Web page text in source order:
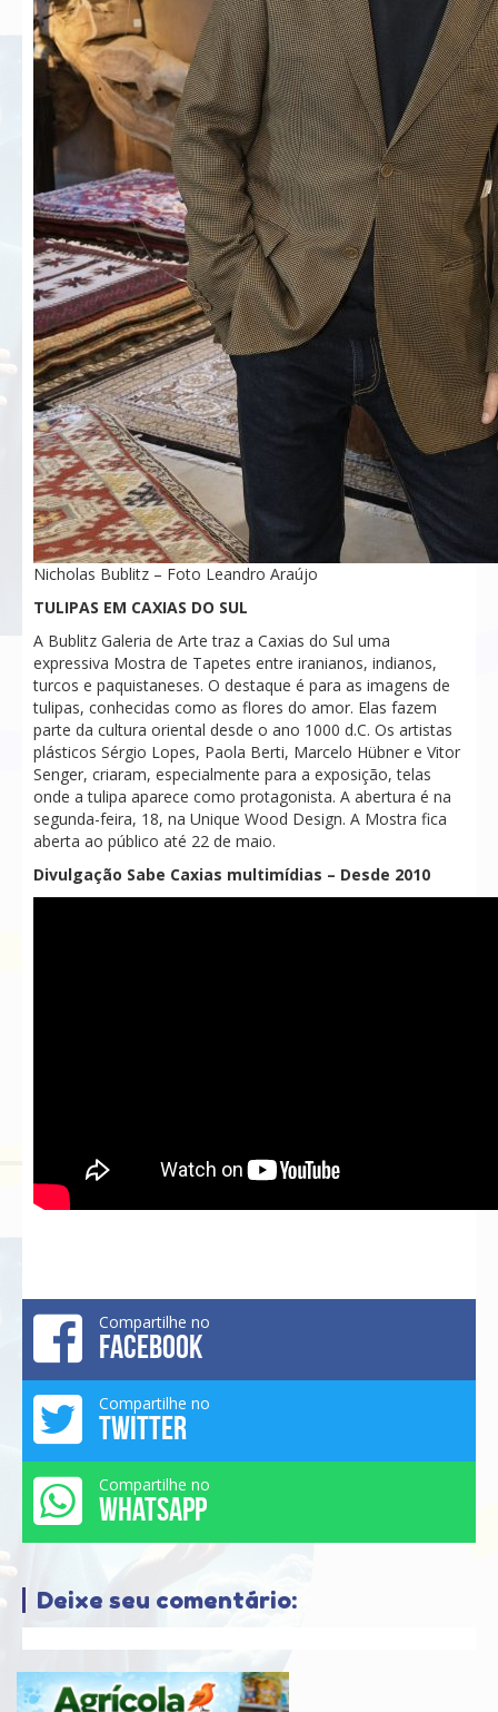
Nicholas Bublitz – Foto Leandro Araújo
TULIPAS EM CAXIAS DO SUL
A Bublitz Galeria de Arte traz a Caxias do Sul uma
expressiva Mostra de Tapetes entre iranianos, indianos,
turcos e paquistaneses. O destaque é para as imagens de
tulipas, conhecidas como as flores do amor. Elas fazem
parte da cultura oriental desde o ano 1000 d.C. Os artistas
plásticos Sérgio Lopes, Paola Berti, Marcelo Hübner e Vitor
Senger, criaram, especialmente para a exposição, telas
onde a tulipa aparece como protagonista. A abertura é na
segunda-feira, 18, na Unique Wood Design. A Mostra fica
aberta ao público até 22 de maio.
Divulgação Sabe Caxias multimídias – Desde 2010
Compartilhe no
FACEBOOK
Compartilhe no
TWITTER
Compartilhe no
WHATSAPP
Deixe seu comentário: